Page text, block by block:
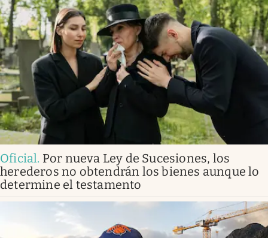
Oficial. Por nueva Ley de Sucesiones, los
herederos no obtendrán los bienes aunque lo
determine el testamento